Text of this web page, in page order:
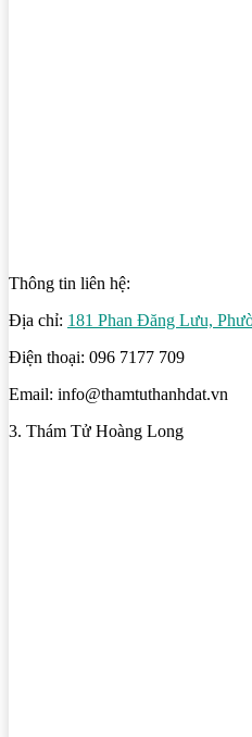
Thông tin liên hệ:
Địa chỉ: 181 Phan Đăng Lưu,
Điện thoại: 096 7177 709
Email: info@thamtuthanhdat.vn
3. Thám Tử Hoàng Long